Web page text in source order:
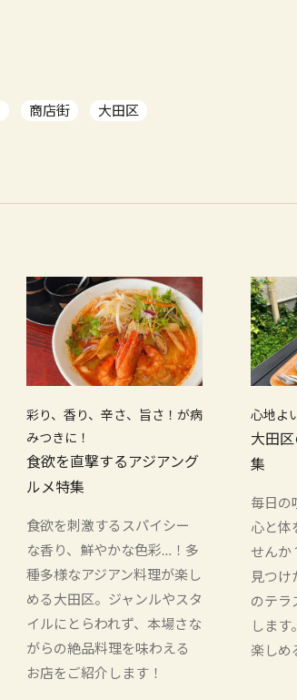
商店街 大田区
彩り、香り、辛さ、旨さ！が病
みつきに！
食欲を直撃するアジアング
ルメ特集
食欲を刺激するスパイシー
な香り、鮮やかな色彩…！多
種多様なアジアン料理が楽し
める大田区。ジャンルやスタ
イルにとらわれず、本場さな
がらの絶品料理を味わえる
お店をご紹介します！
心地よ
大田
集
毎日の
心と体
せんか
見つけ
のテラ
しま
楽しめ